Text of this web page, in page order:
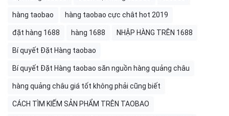
hàng taobao hàng taobao cực chât hot 2019
đặt hàng 1688 hàng 1688 NHẬP HÀNG TRÊN 1688
Bí quyết Đặt Hàng taobao
Bí quyết Đặt Hàng taobao săn nguồn hàng quảng châu
hàng quảng châu giá tốt không phải cũng biết
CÁCH TÌM KIẾM SẢN PHẨM TRÊN TAOBAO